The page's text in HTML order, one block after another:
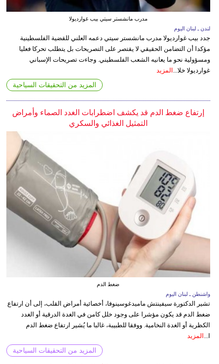
مدرب مانشستر سيتي بيب غوارديولا
لندن ـ لبنان اليوم
جدد بيب غوارديولا مدرب مانشستر سيتي دعمه العلني للقضية الفلسطينية
مؤكدا أن التضامن الحقيقي لا يقتصر على التصريحات بل يتطلب تحركا فعليا
ومسؤولية نحو ما يعانيه الشعب الفلسطيني. وجاءت تصريحات الإسباني
غوارديولا خلا... المزيد
المزيد من التحقيقات السياحية
إرتفاع ضغط الدم قد يكشف اضطرابات الغدد الصماء وأمراض
التمثيل الغذائي والسكري
ضغط الدم
واشنطن ـ لبنان اليوم
تشير الدكتورة سيفينتش ماميدغوسينوفا، أخصائية أمراض القلب، إلى أن ارتفاع
ضغط الدم قد يكون مؤشرا على وجود خلل كامن في الغدة الدرقية أو الغدد
الكظرية أو الغدة النخامية. ووفقا للطبيبة، غالبا ما يُشير ارتفاع ضغط الدم
ا... المزيد
المزيد من التحقيقات السياحية